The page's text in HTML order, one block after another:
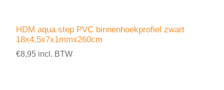
HDM aqua step PVC binnenhoekprofiel zwart
18x4,5x7x1mmx260cm
€8,95 incl. BTW